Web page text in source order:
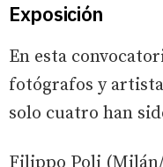
Exposición
En esta
fotógrafos y
solo cuatro han